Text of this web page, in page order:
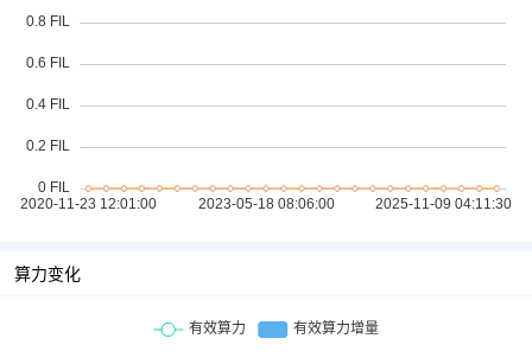
算力变化